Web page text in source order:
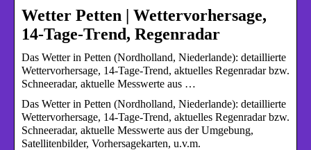
Wetter Petten | Wettervorhersage,
14-Tage-Trend, Regenradar
Das Wetter in Petten (Nordholland, Niederlande): detaillierte
Wettervorhersage, 14-Tage-Trend, aktuelles Regenradar bzw.
Schneeradar, aktuelle Messwerte aus …
Das Wetter in Petten (Nordholland, Niederlande): detaillierte
Wettervorhersage, 14-Tage-Trend, aktuelles Regenradar bzw.
Schneeradar, aktuelle Messwerte aus der Umgebung,
Satellitenbilder, Vorhersagekarten, u.v.m.